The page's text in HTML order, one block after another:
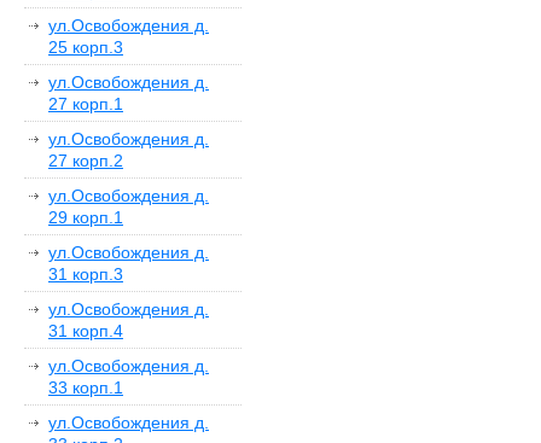
ул.Освобождения д.
25 корп.3
ул.Освобождения д.
27 корп.1
ул.Освобождения д.
27 корп.2
ул.Освобождения д.
29 корп.1
ул.Освобождения д.
31 корп.3
ул.Освобождения д.
31 корп.4
ул.Освобождения д.
33 корп.1
ул.Освобождения д.